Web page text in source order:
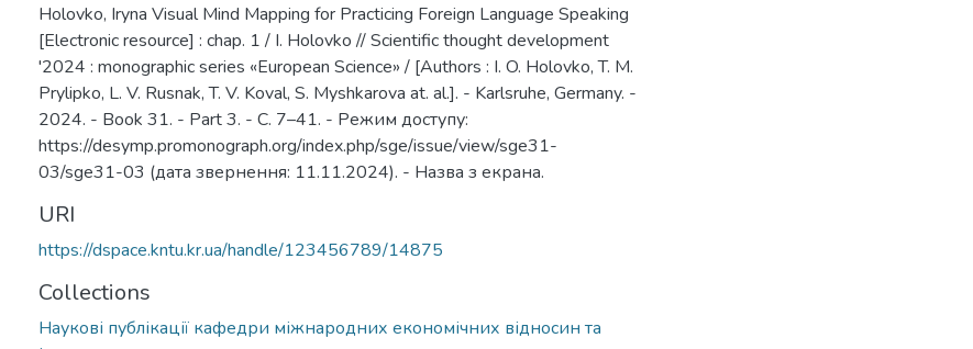
Holovko, Iryna Visual Mind Mapping for Practicing Foreign Language Speaking
[Electronic resource] : chap. 1 / I. Holovko // Scientific thought development
'2024 : monographic series «European Science» / [Authors : I. O. Holovko, T. M.
Prylipko, L. V. Rusnak, T. V. Koval, S. Myshkarova at. al.]. - Karlsruhe, Germany. -
2024. - Book 31. - Part 3. - C. 7–41. - Режим доступу:
https://desymp.promonograph.org/index.php/sge/issue/view/sge31-
03/sge31-03 (дата звернення: 11.11.2024). - Назва з екрана.
URI
https://dspace.kntu.kr.ua/handle/123456789/14875
Collections
Наукові публікації кафедри міжнародних економічних відносин та